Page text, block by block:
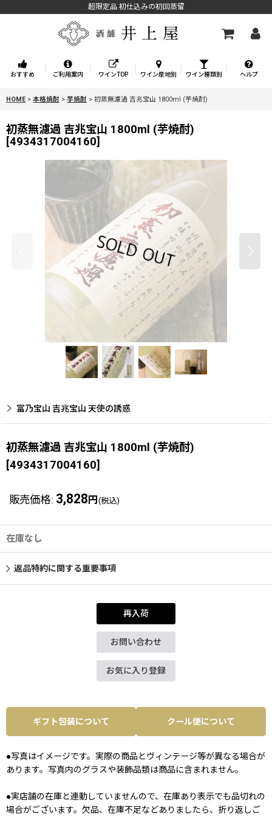
超限定品 初仕込みの初回蒸留
おすすめ ご利用案内 ワインTOP ワイン産地別 ワイン種類別 ヘルプ
HOME > 本格焼酎 > 芋焼酎 > 初蒸無濾過 吉兆宝山 1800ml (芋焼酎)
初蒸無濾過 吉兆宝山 1800ml (芋焼酎)
[4934317004160]
富乃宝山 吉兆宝山 天使の誘惑
初蒸無濾過 吉兆宝山 1800ml (芋焼酎)
[4934317004160]
販売価格: 3,828 円 (税込)
在庫なし
返品特約に関する重要事項
再入荷
お問い合わせ
お気に入り登録
ギフト包装について クール便について
●写真はイメージです。実際の商品とヴィンテージ等が異なる場合が
あります。写真内のグラスや装飾品類は商品に含まれません。
●実店舗の在庫と連動していませんので、在庫あり表示でも品切れの
場合がございます。欠品、在庫不足などありましたら、折り返しご